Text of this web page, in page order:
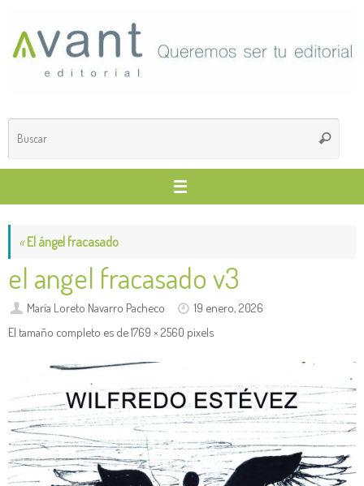
contenido
Buscar
«El ángel fracasado
el angel fracasado v3
María Loreto Navarro Pacheco
19 enero, 2026
El tamaño completo es de1769 × 2560 pixels